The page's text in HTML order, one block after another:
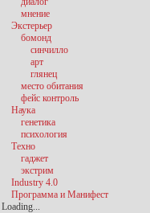
мнение
Экстерьер
бомонд
синчилло
арт
глянец
место обитания
фейс контроль
Наука
генетика
психология
Техно
гаджет
экстрим
Industry 4.0
Программа и Манифест
Loading...